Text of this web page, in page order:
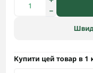
Купити цей товар в 1